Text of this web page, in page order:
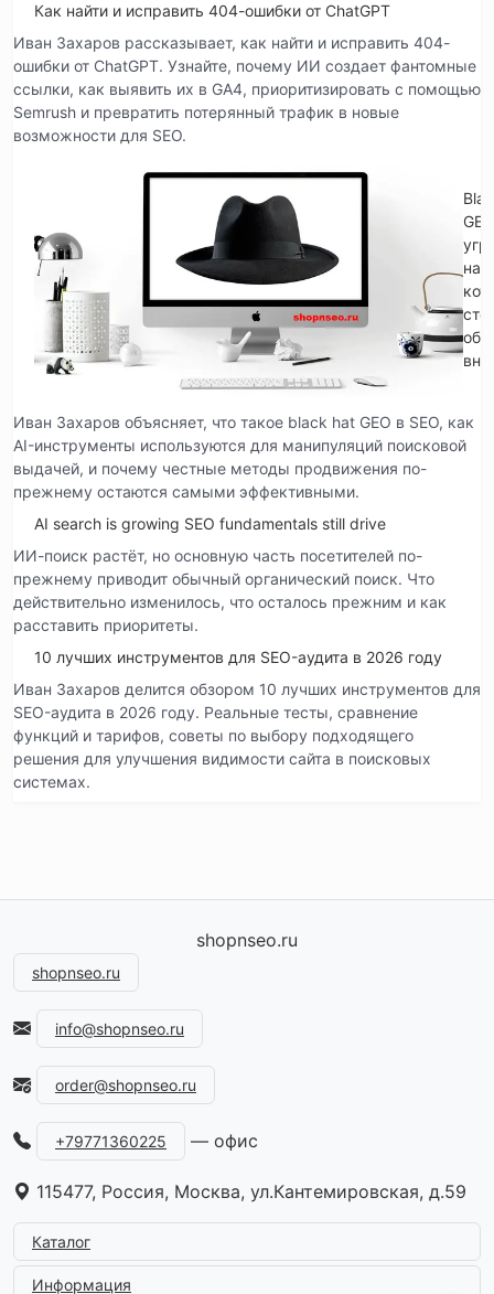
Как найти и исправить 404-ошибки от ChatGPT
Иван Захаров рассказывает, как найти и исправить 404-
ошибки от ChatGPT. Узнайте, почему ИИ создает фантомные
ссылки, как выявить их в GA4, приоритизировать с помощью
Semrush и превратить потерянный трафик в новые
возможности для SEO.
на
Иван Захаров объясняет, что такое black hat GEO в SEO, как
AI-инструменты используются для манипуляций поисковой
выдачей, и почему честные методы продвижения по-
прежнему остаются самыми эффективными.
AI search is growing SEO fundamentals still drive
ИИ-поиск растёт, но основную часть посетителей по-
прежнему приводит обычный органический поиск. Что
действительно изменилось, что осталось прежним и как
расставить приоритеты.
10 лучших инструментов для SEO-аудита в 2026 году
Иван Захаров делится обзором 10 лучших инструментов для
SEO-аудита в 2026 году. Реальные тесты, сравнение
функций и тарифов, советы по выбору подходящего
решения для улучшения видимости сайта в поисковых
системах.
shopnseo.ru
shopnseo.ru
info@shopnseo.ru
order@shopnseo.ru
+79771360225 — офис
115477, Россия, Москва, ул.Кантемировская, д.59
Каталог
Информация